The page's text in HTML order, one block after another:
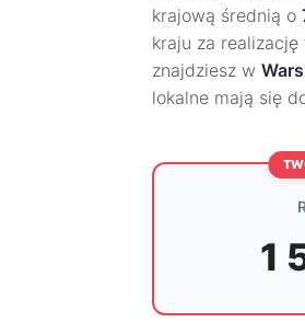
krajową średnią o
kraju za realizację
znajdziesz w
lokalne mają się
1